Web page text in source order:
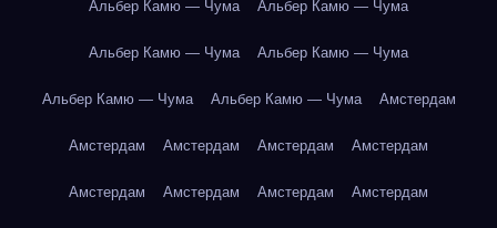
Альбер Камю — Чума Альбер Камю — Чума
Альбер Камю — Чума Альбер Камю — Чума
Альбер Камю — Чума Альбер Камю — Чума Амстердам
Амстердам Амстердам Амстердам Амстердам
Амстердам Амстердам Амстердам Амстердам